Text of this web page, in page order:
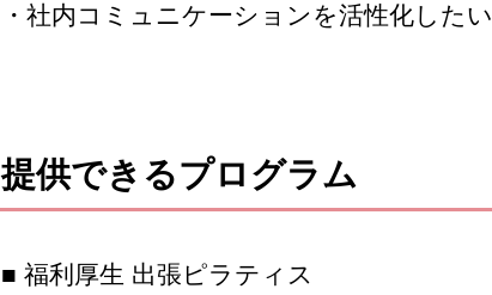
・社内コミュニケーションを活性化したい
提供できるプログラム
■ 福利厚生 出張ピラティス